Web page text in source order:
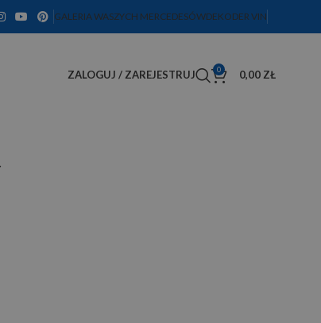
GALERIA WASZYCH MERCEDESÓWDEKODER VIN
ZALOGUJ / ZAREJESTRUJ 0 0,00 ZŁ